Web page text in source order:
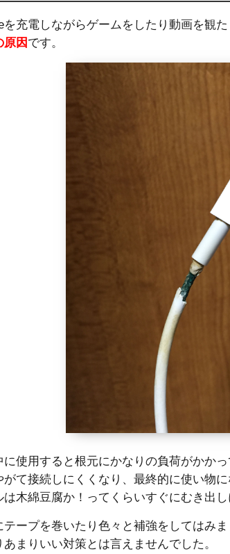
を充電しながらゲームをしたり動画を観た
原因 です。
に使用すると根元にかなりの負荷がかか
がて接続しにくくなり、最終的に使い物
は木綿豆腐か！ってくらいすぐにむき出し
テープを巻いたり色々と補強をしてはみ
あまりいい対策とは言えませんでした。